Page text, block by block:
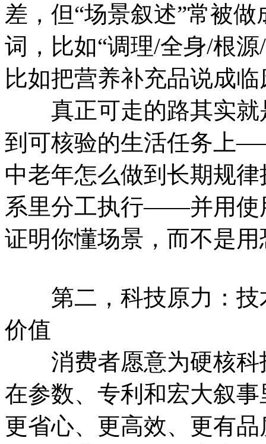
差，但“场景叙述”常被
词，比如“调理/全身/根
比如把营养补充品说成
真正可走的路其实就
到可核验的生活任务上
中老年怎么做到长期规
系里分工执行——并用使
证明你懂场景，而不是
第二，科技原力：技
价值
消费者愿意为硬核科
在参数、专利和宏大叙
更省心、更高效、更有